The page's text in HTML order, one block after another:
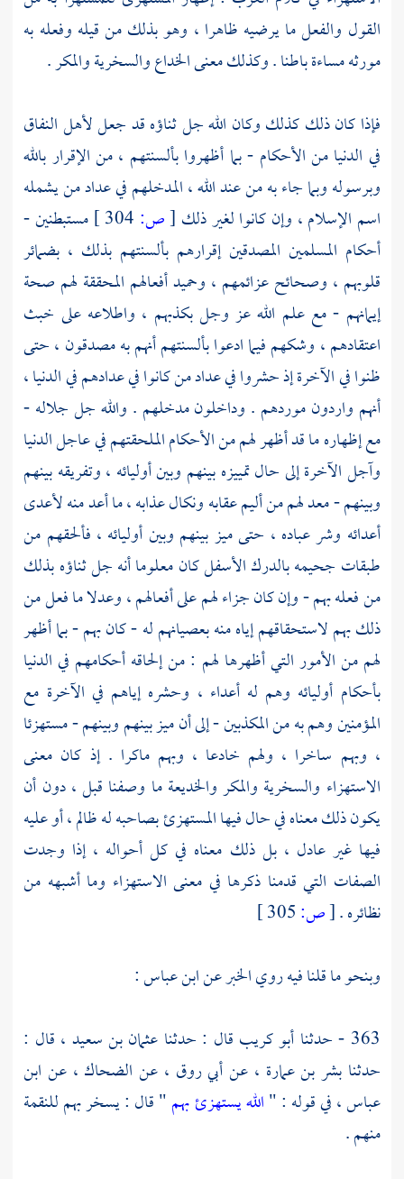
القول والفعل ما يرضيه ظاهرا ، وهو بذلك من قيله وفعله به
مورثه مساءة باطنا . وكذلك معنى الخداع والسخرية والمكر .
فإذا كان ذلك كذلك وكان الله جل ثناؤه قد جعل لأهل النفاق
في الدنيا من الأحكام - بما أظهروا بألسنتهم ، من الإقرار بالله
وبرسوله وبما جاء به من عند الله ، المدخلهم في عداد من يشمله
اسم الإسلام ، وإن كانوا لغير ذلك [ص:
مستبطنين -
أحكام المسلمين المصدقين إقرارهم بألسنتهم بذلك ، بضمائر
قلوبهم ، وصحائح عزائمهم ، وحميد أفعالهم المحققة لهم صحة
إيمانهم - مع علم الله عز وجل بكذبهم ، واطلاعه على خبث
اعتقادهم ، وشكهم فيما ادعوا بألسنتهم أنهم به مصدقون ، حتى
ظنوا في الآخرة إذ حشروا في عداد من كانوا في عدادهم في الدنيا ،
أنهم واردون موردهم . وداخلون مدخلهم . والله جل جلاله -
مع إظهاره ما قد أظهر لهم من الأحكام الملحقتهم في عاجل الدنيا
وآجل الآخرة إلى حال تمييزه بينهم وبين أوليائه ، وتفريقه بينهم
وبينهم - معد لهم من أليم عقابه ونكال عذابه ، ما أعد منه لأعدى
أعدائه وشر عباده ، حتى ميز بينهم وبين أوليائه ، فألحقهم من
طبقات جحيمه بالدرك الأسفل كان معلوما أنه جل ثناؤه بذلك
من فعله بهم - وإن كان جزاء لهم على أفعالهم ، وعدلا ما فعل من
ذلك بهم لاستحقاقهم إياه منه بعصيانهم له - كان بهم - بما أظهر
لهم من الأمور التي أظهرها لهم : من إلحاقه أحكامهم في الدنيا
بأحكام أوليائه وهم له أعداء ، وحشره إياهم في الآخرة مع
المؤمنين وهم به من المكذبين - إلى أن ميز بينهم وبينهم - مستهزئا
، وبهم ساخرا ، ولهم خادعا ، وبهم ماكرا . إذ كان معنى
الاستهزاء والسخرية والمكر والخديعة ما وصفنا قبل ، دون أن
يكون ذلك معناه في حال فيها المستهزئ بصاحبه له ظالم ، أو عليه
فيها غير عادل ، بل ذلك معناه في كل أحواله ، إذا وجدت
الصفات التي قدمنا ذكرها في معنى الاستهزاء وما أشبهه من
نظائره .[ص:
وبنحو ما قلنا فيه روي الخبر عنابن عباس:
363 - حدثنا
أبو كريب قال : حدثنا عثمان بن سعيد ، قال :
حدثنا بشر بن عمارة ، عنأبي روق ، عن الضحاك ، عن ابن
عباس ،في قوله : "الله يستهزئ بهم" قال : يسخر بهم للنقمة
منهم .